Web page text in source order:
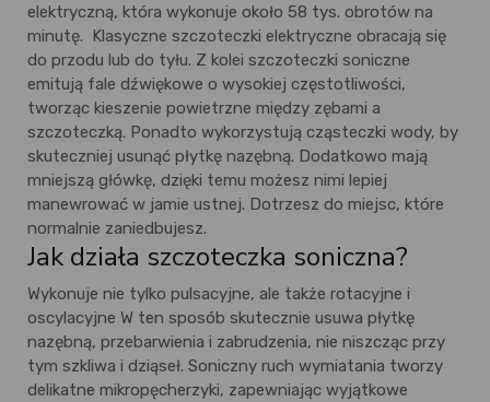
elektryczną, która wykonuje około 58 tys. obrotów na
minutę.
Klasyczne szczoteczki elektryczne obracają się
do przodu lub do tyłu. Z kolei szczoteczki soniczne
emitują fale dźwiękowe o wysokiej częstotliwości,
tworząc kieszenie powietrzne między zębami a
szczoteczką. Ponadto wykorzystują cząsteczki wody, by
skuteczniej usunąć płytkę nazębną. Dodatkowo mają
mniejszą główkę, dzięki temu możesz nimi lepiej
manewrować w jamie ustnej. Dotrzesz do miejsc, które
normalnie zaniedbujesz.
Jak działa szczoteczka soniczna?
Wykonuje nie tylko pulsacyjne, ale także rotacyjne i
oscylacyjne W ten sposób skutecznie usuwa płytkę
nazębną, przebarwienia i zabrudzenia, nie niszcząc przy
tym szkliwa i dziąseł. Soniczny ruch wymiatania tworzy
delikatne mikropęcherzyki, zapewniając wyjątkowe